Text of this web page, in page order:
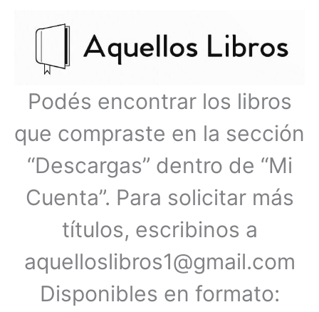
Podés encontrar los libros
que compraste en la sección
“Descargas” dentro de “Mi
Cuenta”. Para solicitar más
títulos, escribinos a
aquelloslibros1@gmail.com
Disponibles en formato:
principal